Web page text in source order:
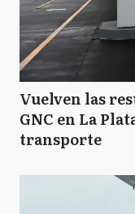
Vuelven las
GNC en La
transporte